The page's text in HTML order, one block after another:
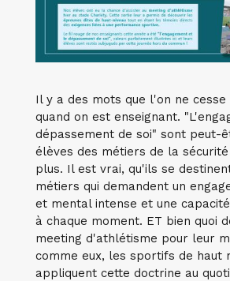
Il y a des mots que l'on ne
quand on est enseignant.
dépassement de soi" sont peut-
élèves des métiers de la
plus. Il est vrai, qu'ils se
métiers qui demandent un
et mental intense et une
à chaque moment. ET bien quoi
meeting d'athlétisme pour leur
comme eux, les sportifs de haut
appliquent cette doctrine au